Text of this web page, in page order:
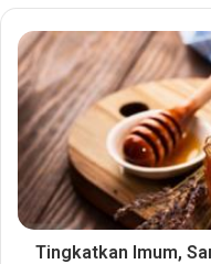
Tingkatkan Imum,